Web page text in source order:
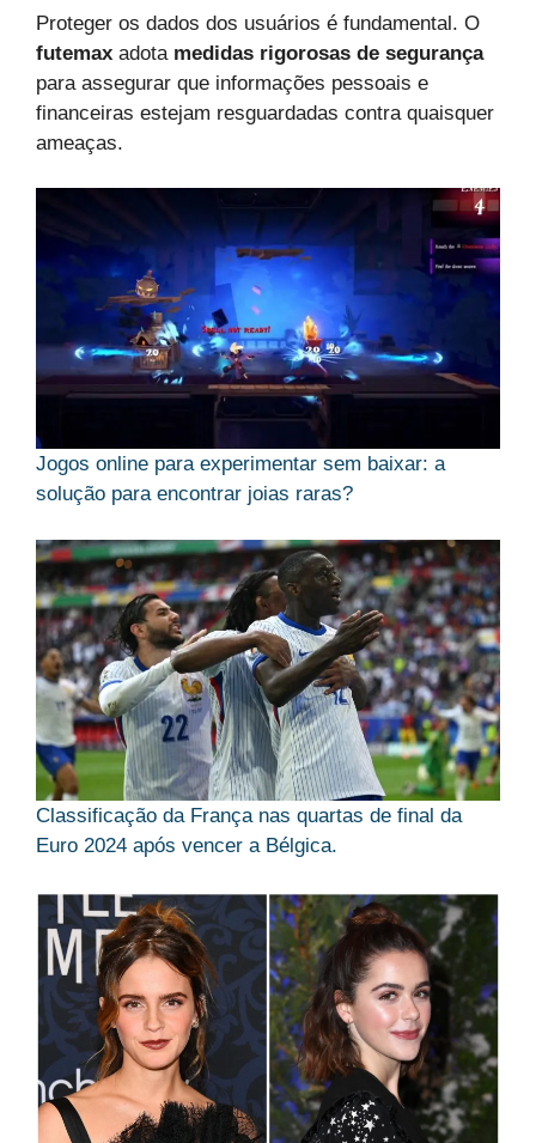
Proteger os dados dos usuários é fundamental. O
futemax adota medidas rigorosas de segurança
para assegurar que informações pessoais e
financeiras estejam resguardadas contra quaisquer
ameaças.
Jogos online para experimentar sem baixar: a
solução para encontrar joias raras?
Classificação da França nas quartas de final da
Euro 2024 após vencer a Bélgica.